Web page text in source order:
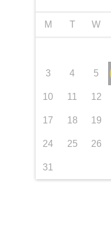
M T W
3 4 5
10 11 12
17 18 19
24 25 26
31